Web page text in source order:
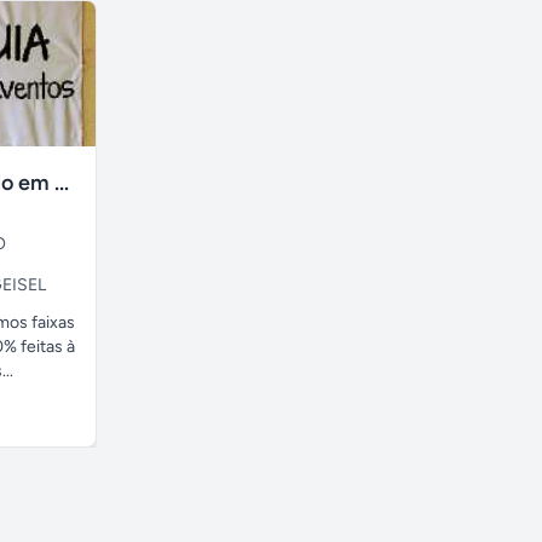
faixas no tecido em ate 24H
faixas
feitas à